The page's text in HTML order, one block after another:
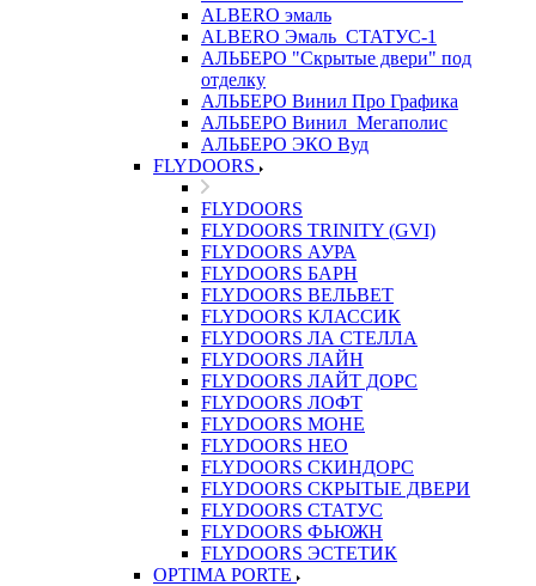
ALBERO эмаль
ALBERO Эмаль_СТАТУС-1
АЛЬБЕРО "Скрытые двери" под
отделку
АЛЬБЕРО Винил Про Графика
АЛЬБЕРО Винил_Мегаполис
АЛЬБЕРО ЭКО Вуд
FLYDOORS
FLYDOORS
FLYDOORS TRINITY (GVI)
FLYDOORS АУРА
FLYDOORS БАРН
FLYDOORS ВЕЛЬВЕТ
FLYDOORS КЛАССИК
FLYDOORS ЛА СТЕЛЛА
FLYDOORS ЛАЙН
FLYDOORS ЛАЙТ ДОРС
FLYDOORS ЛОФТ
FLYDOORS МОНЕ
FLYDOORS НЕО
FLYDOORS СКИНДОРС
FLYDOORS СКРЫТЫЕ ДВЕРИ
FLYDOORS СТАТУС
FLYDOORS ФЬЮЖН
FLYDOORS ЭСТЕТИК
OPTIMA PORTE